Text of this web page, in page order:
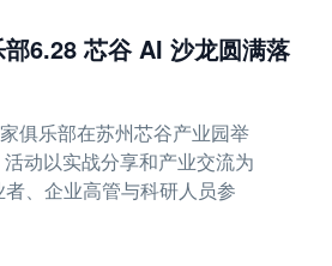
6.28 芯谷 AI 沙龙圆满落
俱乐部在苏州芯谷产业园举
动以实战分享和产业交流为
、企业高管与科研人员参